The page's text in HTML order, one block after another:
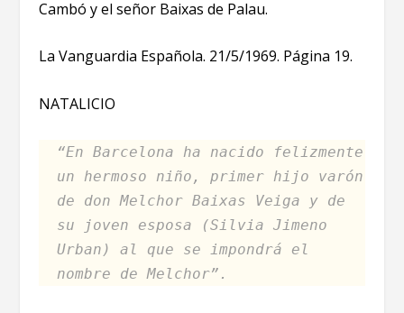
Cambó y el señor Baixas de Palau.
La Vanguardia Española. 21/5/1969. Página 19.
NATALICIO
“En Barcelona ha nacido felizmente
un hermoso niño, primer hijo varón
de don Melchor Baixas Veiga y de
su joven esposa (Silvia Jimeno
Urban) al que se impondrá el
nombre de Melchor”.